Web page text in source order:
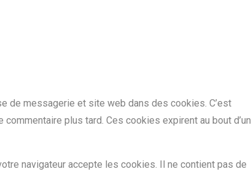
de messagerie et site web dans des cookies. C’est
plus tard. Ces cookies expirent au bout d’un
navigateur accepte les cookies. Il ne contient pas de